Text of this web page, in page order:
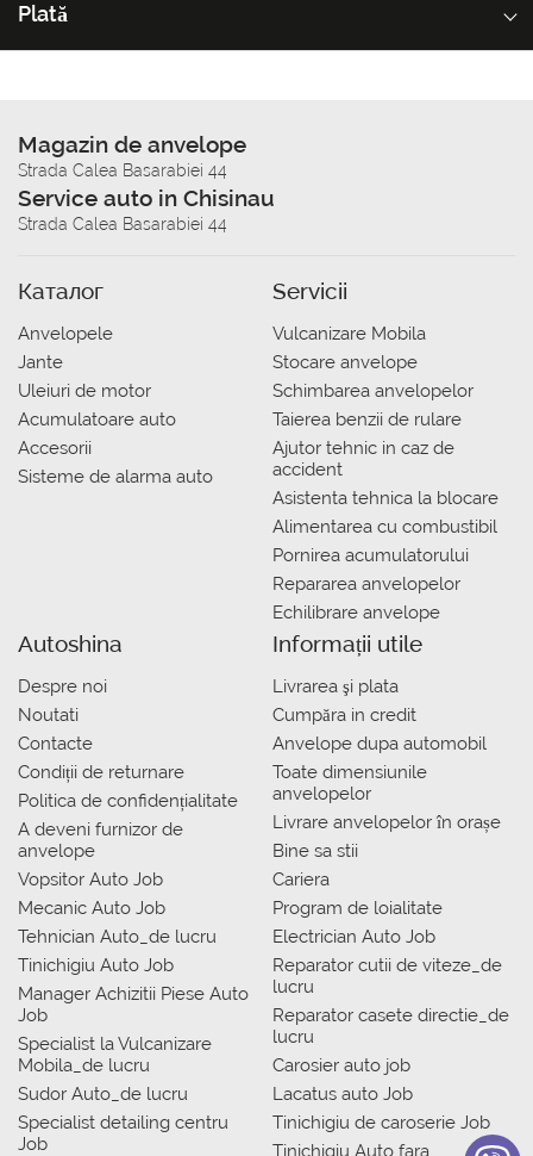
Plată
Magazin de anvelope
Strada Calea Basarabiei 44
Service auto in Chisinau
Strada Calea Basarabiei 44
Каталог
Anvelopele
Jante
Uleiuri de motor
Acumulatoare auto
Accesorii
Sisteme de alarma auto
Servicii
Vulcanizare Mobila
Stocare anvelope
Schimbarea anvelopelor
Taierea benzii de rulare
Ajutor tehnic in caz de
accident
Asistenta tehnica la blocare
Alimentarea cu combustibil
Pornirea acumulatorului
Repararea anvelopelor
Echilibrare anvelope
Autoshina
Despre noi
Noutati
Contacte
Condiții de returnare
Politica de confidențialitate
A deveni furnizor de
anvelope
Vopsitor Auto Job
Mecanic Auto Job
Tehnician Auto_de lucru
Tinichigiu Auto Job
Manager Achizitii Piese Auto
Job
Specialist la Vulcanizare
Mobila_de lucru
Sudor Auto_de lucru
Specialist detailing centru
Job
Informații utile
Livrarea şi plata
Сumpăra in credit
Anvelope dupa automobil
Toate dimensiunile
anvelopelor
Livrare anvelopelor în orașe
Bine sa stii
Cariera
Program de loialitate
Electrician Auto Job
Reparator cutii de viteze_de
lucru
Reparator casete directie_de
lucru
Carosier auto job
Lacatus auto Job
Tinichigiu de caroserie Job
Tinichigiu Auto fara